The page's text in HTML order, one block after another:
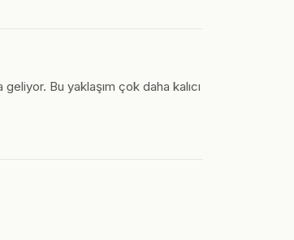
Bu yaklaşım çok daha kalıcı